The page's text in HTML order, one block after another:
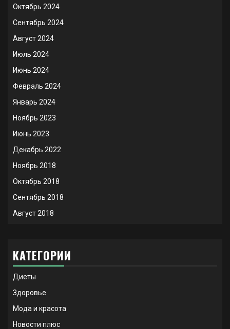
Октябрь 2024
Сентябрь 2024
Август 2024
Июль 2024
Июнь 2024
Февраль 2024
Январь 2024
Ноябрь 2023
Июнь 2023
Декабрь 2022
Ноябрь 2018
Октябрь 2018
Сентябрь 2018
Август 2018
КАТЕГОРИИ
Диеты
Здоровье
Мода и красота
Новости плюс